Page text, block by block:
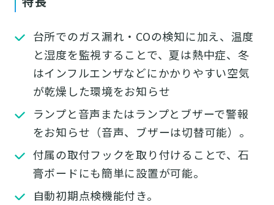
台所でのガス漏れ・COの検知に加え、温度
と湿度を監視することで、夏は熱中症、冬
はインフルエンザなどにかかりやすい空気
が乾燥した環境をお知らせ
ランプと音声またはランプとブザーで警報
をお知らせ（音声、ブザーは切替可能）。
付属の取付フックを取り付けることで、石
膏ボードにも簡単に設置が可能。
自動初期点検機能付き。